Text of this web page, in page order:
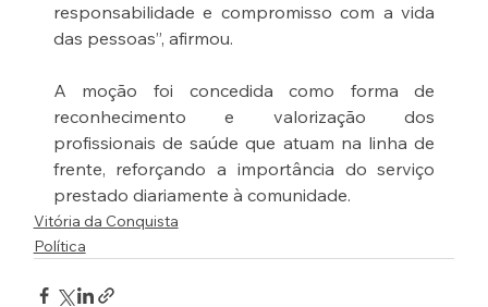
responsabilidade e compromisso com a vida
das pessoas”, afirmou.
A moção foi concedida como forma de
reconhecimento e valorização dos
profissionais de saúde que atuam na linha de
frente, reforçando a importância do serviço
prestado diariamente à comunidade.
Vitória da Conquista
Política